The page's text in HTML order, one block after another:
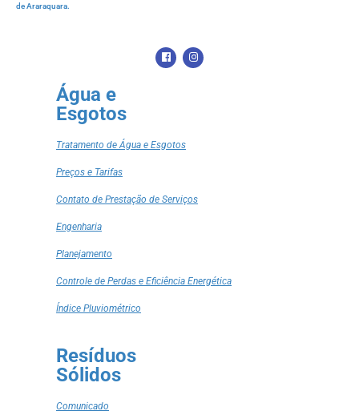
de Araraquara.
Água e
Esgotos
Tratamento de Água e Esgotos
Preços e Tarifas
Contato de Prestação de Serviços
Engenharia
Planejamento
Controle de Perdas e Eficiência Energética
Índice Pluviométrico
Resíduos
Sólidos
Comunicado